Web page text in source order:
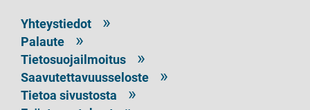
Yhteystiedot
Palaute
Tietosuojailmoitus
Saavutettavuusseloste
Tietoa sivustosta